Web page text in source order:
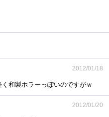
2012/01/18
和製ホラーっぽいのですがｗ
2012/01/20